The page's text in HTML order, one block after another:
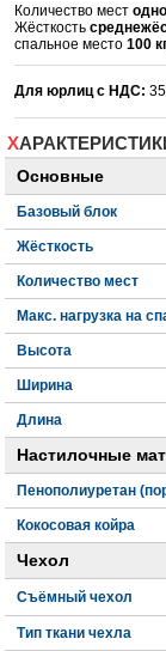
Количество мест
Жёсткость
спальное место100
Для юрлиц с НДС:
Основные
Базовый блок
Жёсткость
Количество мест
Макс. нагрузка на
Высота
Ширина
Длина
Настилочные
Пенополиуретан
Кокосовая койра
Чехол
Съёмный чехол
Тип ткани чехла